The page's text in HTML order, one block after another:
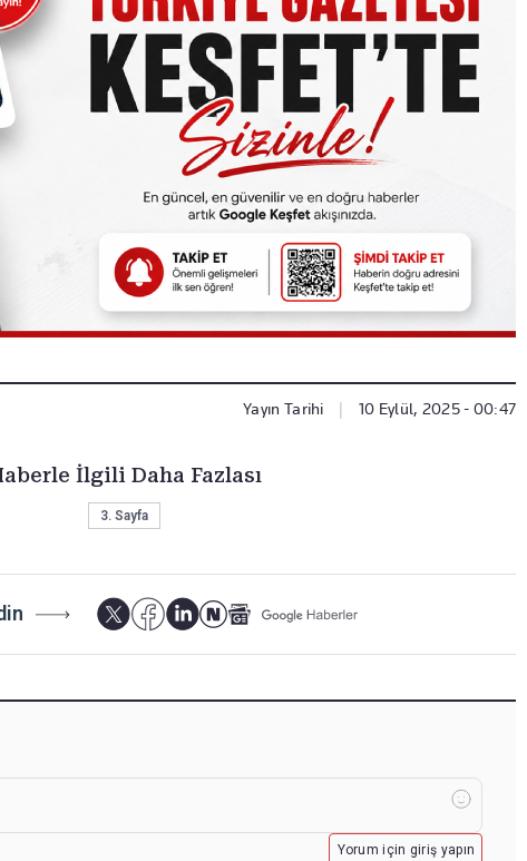
Yayın Tarihi 10 Eylül, 2025 - 00:47
İlgili Daha Fazlası
3. Sayfa
Yorum için giriş yapın